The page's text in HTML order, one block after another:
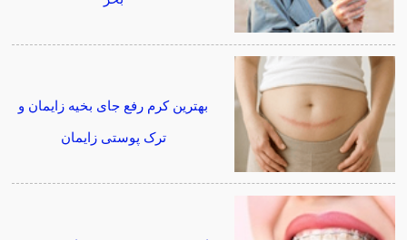
بهترین کرم رفع جای بخیه زایمان و
ترک پوستی زایمان